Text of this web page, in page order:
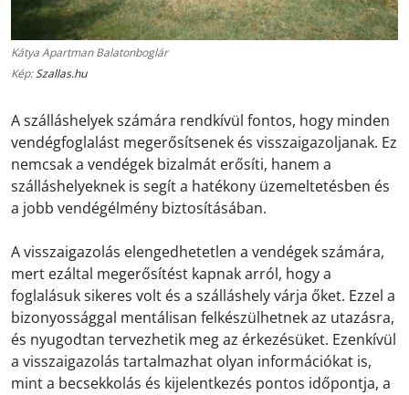
Kátya Apartman Balatonboglár
Kép:Szallas.hu
A szálláshelyek számára rendkívül fontos, hogy minden
vendégfoglalást megerősítsenek és visszaigazoljanak. Ez
nemcsak a vendégek bizalmát erősíti, hanem a
szálláshelyeknek is segít a hatékony üzemeltetésben és
a jobb vendégélmény biztosításában.
A visszaigazolás elengedhetetlen a vendégek számára,
mert ezáltal megerősítést kapnak arról, hogy a
foglalásuk sikeres volt és a szálláshely várja őket. Ezzel a
bizonyossággal mentálisan felkészülhetnek az utazásra,
és nyugodtan tervezhetik meg az érkezésüket. Ezenkívül
a visszaigazolás tartalmazhat olyan információkat is,
mint a becsekkolás és kijelentkezés pontos időpontja, a